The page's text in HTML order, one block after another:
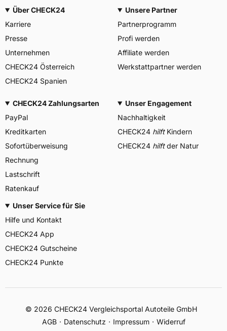
Über CHECK24
Karriere
Presse
Unternehmen
CHECK24 Österreich
CHECK24 Spanien
Unsere Partner
Partnerprogramm
Profi werden
Affiliate werden
Werkstattpartner werden
CHECK24 Zahlungsarten
PayPal
Kreditkarten
Sofortüberweisung
Rechnung
Lastschrift
Ratenkauf
Unser Engagement
Nachhaltigkeit
CHECK24 hilftKindern
CHECK24 hilftder Natur
Unser Service für Sie
Hilfe und Kontakt
CHECK24 App
CHECK24 Gutscheine
CHECK24 Punkte
© 2026 CHECK24 Vergleichsportal Autoteile GmbH
AGB
Datenschutz Impressum Widerruf